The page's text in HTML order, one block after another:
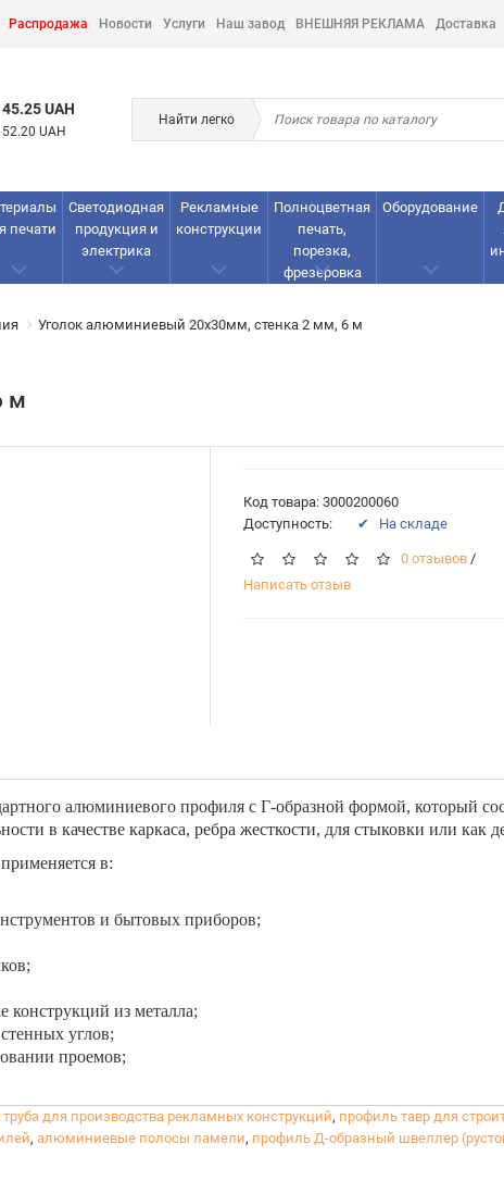
Распродажа Новости Услуги Наш завод ВНЕШНЯЯ РЕКЛАМА Доставка
45.25 UAH
52.20 UAH
Найти легко
печати
Светодиодная
продукция и
электрика
Рекламные
конструкции
Полноцветная
печать,
порезка,
фрезеровка
Оборудование
Уголок алюминиевый 20х30мм, стенка 2 мм, 6 м
м
Код товара: 3000200060
Доступность:
✔ На складе
0 отзывов /
Написать отзыв
алюминиевого профиля с Г-образной формой, который
в качестве каркаса, ребра жесткости, для стыковки или как
в:
и бытовых приборов;
конструкций из металла;
углов;
проемов;
труба для производства рекламных конструкций, профиль тавр для
, алюминиевые полосы ламели, профиль Д-образный швеллер